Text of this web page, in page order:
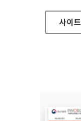
사이트